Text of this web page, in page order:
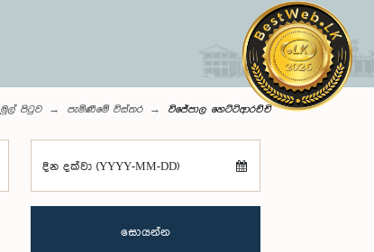
මුල් පිටුව පැමිණීමේ විස්තර විජේපාල හෙට්ටිආරච්චි
දින දක්වා (YYYY-MM-DD)
සොයන්න